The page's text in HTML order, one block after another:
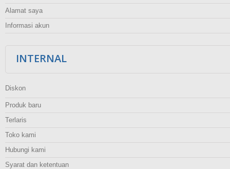
Alamat saya
Informasi akun
INTERNAL
Diskon
Produk baru
Terlaris
Toko kami
Hubungi kami
Syarat dan ketentuan